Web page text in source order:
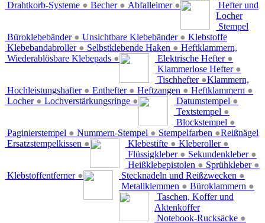
Drahtkorb-Systeme ● Becher ● Abfalleimer ●
Büroklebebänder ● Unsichtbare Klebebänder ●
Klebebandabroller ● Selbstklebende Haken ●
Wiederablösbare Klebepads ●
Hefter und
Locher
Elektrische Hefter ●
Klammerlose Hefter ●
Tischhefter ●
Hochleistungshafter ● Enthefter ● Heftzangen ● Heftklammern ●
Locher ● Lochverstärkungsringe ●
Stempel
Datumstempel ●
Textstempel ●
Blockstempel ●
Paginierstempel ● Nummern-Stempel ● Stempelfarben ●
Ersatzstempelkissen ●
Klebstoffe
Klebestifte ● Kleberoller ●
Flüssigkleber ● Sekundenkleber ●
Heißklebepistolen ● Sprühkleber ●
Klebstoffentferner ●
Heftklammern,
Klammern,
Reißnägel
Stecknadeln und Reißzwecken ●
Metallklemmen ● Büroklammern ●
Taschen, Koffer und
Aktenkoffer
Notebook-Rucksäcke ●